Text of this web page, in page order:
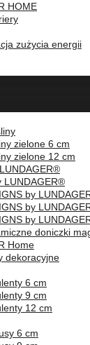
HOME
zużycia energii
zielone 6 cm
zielone 12 cm
LUNDAGER®
by
by
by
doniczki
Home
dekoracyjne
6 cm
9 cm
12 cm
6 cm